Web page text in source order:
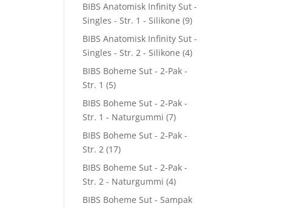
BIBS Anatomisk Infinity Sut -
Singles - Str. 1 - Silikone (9)
BIBS Anatomisk Infinity Sut -
Singles - Str. 2 - Silikone (4)
BIBS Boheme Sut - 2-Pak -
Str. 1 (5)
BIBS Boheme Sut - 2-Pak -
Str. 1 - Naturgummi (7)
BIBS Boheme Sut - 2-Pak -
Str. 2 (17)
BIBS Boheme Sut - 2-Pak -
Str. 2 - Naturgummi (4)
BIBS Boheme Sut - Sampak